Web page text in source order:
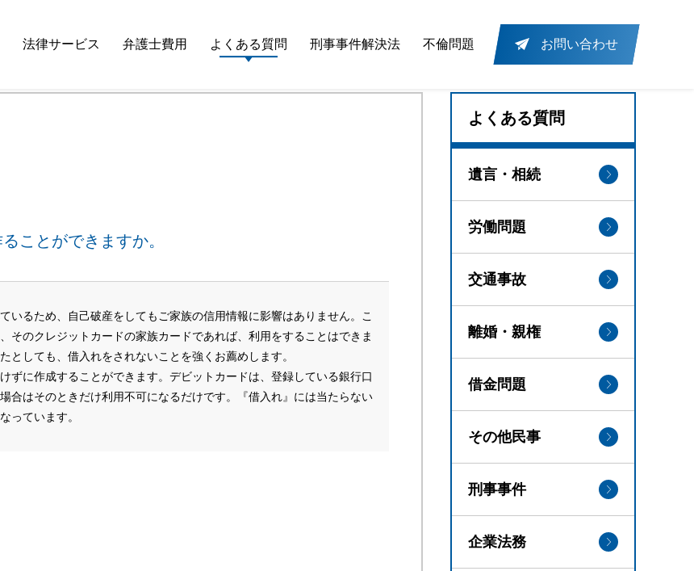
法律サービス 弁護士費用 よくある質問 刑事事件解決法 不倫問題 お問い合わせ
ことができますか。
いるため、自己破産をしてもご家族の信用情報に影響はありません。こ
そのクレジットカードの家族カードであれば、利用をすることはできま
としても、借入れをされないことを強くお薦めします。
ずに作成することができます。デビットカードは、登録している銀行口
合はそのときだけ利用不可になるだけです。『借入れ』には当たらない
っています。
よくある質問
遺言・相続
労働問題
交通事故
離婚・親権
借金問題
その他民事
刑事事件
企業法務